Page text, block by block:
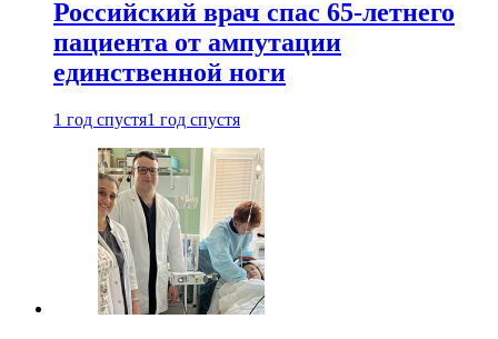
Российский врач спас 65-летнего
пациента от ампутации
единственной ноги
1 год спустя1 год спустя